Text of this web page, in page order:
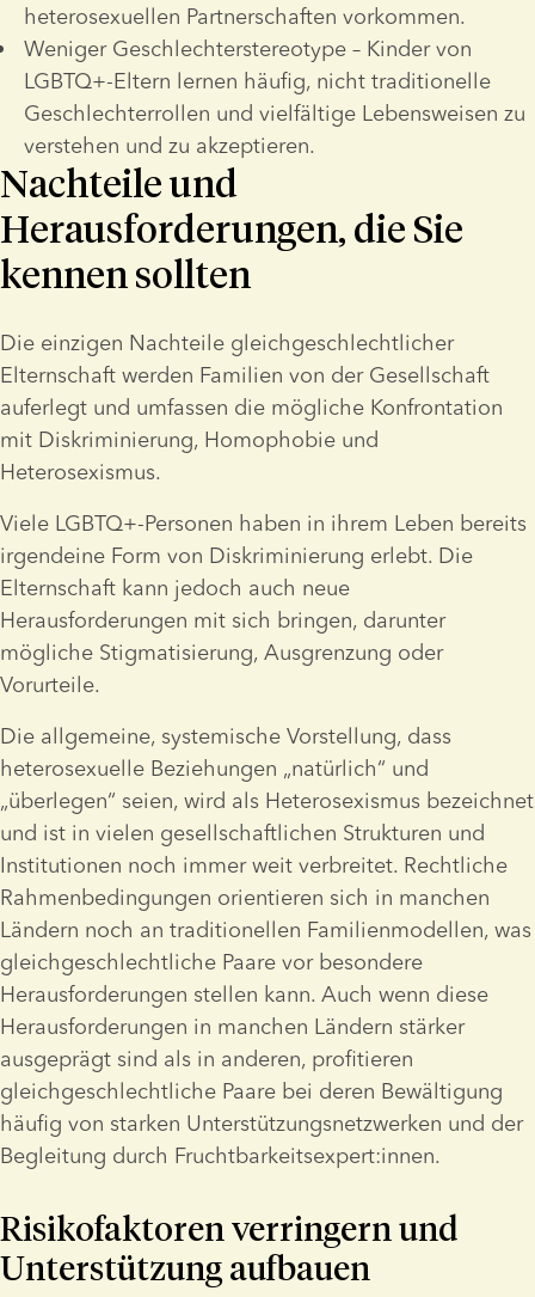
heterosexuellen Partnerschaften vorkommen.
Weniger Geschlechterstereotype – Kinder von
LGBTQ+-Eltern lernen häufig, nicht traditionelle
Geschlechterrollen und vielfältige Lebensweisen zu
verstehen und zu akzeptieren.
Nachteile und
Herausforderungen, die Sie
kennen sollten
Die einzigen Nachteile gleichgeschlechtlicher
Elternschaft werden Familien von der Gesellschaft
auferlegt und umfassen die mögliche Konfrontation
mit Diskriminierung, Homophobie und
Heterosexismus.
Viele LGBTQ+-Personen haben in ihrem Leben bereits
irgendeine Form von Diskriminierung erlebt. Die
Elternschaft kann jedoch auch neue
Herausforderungen mit sich bringen, darunter
mögliche Stigmatisierung, Ausgrenzung oder
Vorurteile.
Die allgemeine, systemische Vorstellung, dass
heterosexuelle Beziehungen „natürlich“ und
„überlegen“ seien, wird als Heterosexismus bezeichnet
und ist in vielen gesellschaftlichen Strukturen und
Institutionen noch immer weit verbreitet. Rechtliche
Rahmenbedingungen orientieren sich in manchen
Ländern noch an traditionellen Familienmodellen, was
gleichgeschlechtliche Paare vor besondere
Herausforderungen stellen kann. Auch wenn diese
Herausforderungen in manchen Ländern stärker
ausgeprägt sind als in anderen, profitieren
gleichgeschlechtliche Paare bei deren Bewältigung
häufig von starken Unterstützungsnetzwerken und der
Begleitung durch Fruchtbarkeitsexpert:innen.
Risikofaktoren verringern und
Unterstützung aufbauen